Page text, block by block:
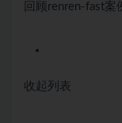
回顾renren-fast案
收起列表